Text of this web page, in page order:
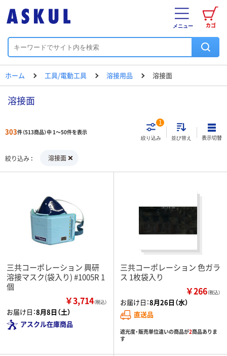
カゴ
メニュー
ホーム 工具/電動工具 溶接用品 溶接面
溶接面
303件（513商品）中 1～50件を表示
絞り込み
1
並び替え 表示切替
絞り込み 溶接面
三共コーポレーション 興研
溶接マスク(袋入り) #1005R 1
個
￥3,714（税込）
お届け日：8月8日（土）
アスクル在庫商品
三共コーポレーション 色ガラ
ス 1枚袋入り
￥266（税込）
お届け日：8月26日（水）
直送品
遮光度・販売単位違いの商品が2商品ありま
す